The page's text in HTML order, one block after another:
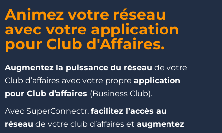
Animez votre réseau
avec votre application
pour Club d'Affaires.
Augmentez la puissance du réseau de votre
Club d’affaires avec votre propre application
pour Club d’affaires (Business Club).
Avec SuperConnectr, facilitez l’accès au
réseau de votre club d’affaires et augmentez